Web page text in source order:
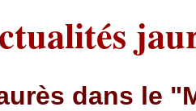
dans le